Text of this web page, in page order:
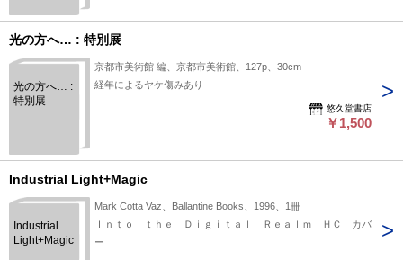
光の方へ… : 特別展
光の方へ… :
特別展
京都市美術館 編、京都市美術館、127p、30cm
経年によるヤケ傷みあり
悠久堂書店
￥1,500
Industrial Light+Magic
Industrial
Light+Magic
Mark Cotta Vaz、Ballantine Books、1996、1冊
Ｉｎｔｏ ｔｈｅ Ｄｉｇｉｔａｌ Ｒｅａｌｍ ＨＣ カバ
ー